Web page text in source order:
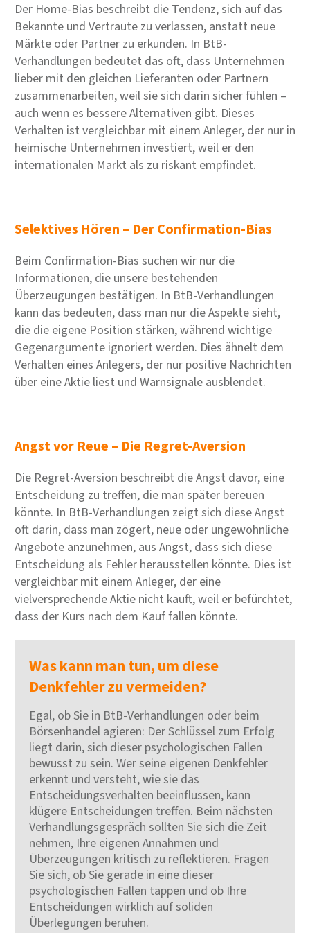
Der Home-Bias beschreibt die Tendenz, sich auf das
Bekannte und Vertraute zu verlassen, anstatt neue
Märkte oder Partner zu erkunden. In BtB-
Verhandlungen bedeutet das oft, dass Unternehmen
lieber mit den gleichen Lieferanten oder Partnern
zusammenarbeiten, weil sie sich darin sicher fühlen –
auch wenn es bessere Alternativen gibt. Dieses
Verhalten ist vergleichbar mit einem Anleger, der nur in
heimische Unternehmen investiert, weil er den
internationalen Markt als zu riskant empfindet.
Selektives Hören – Der Confirmation-Bias
Beim Confirmation-Bias suchen wir nur die
Informationen, die unsere bestehenden
Überzeugungen bestätigen. In BtB-Verhandlungen
kann das bedeuten, dass man nur die Aspekte sieht,
die die eigene Position stärken, während wichtige
Gegenargumente ignoriert werden. Dies ähnelt dem
Verhalten eines Anlegers, der nur positive Nachrichten
über eine Aktie liest und Warnsignale ausblendet.
Angst vor Reue – Die Regret-Aversion
Die Regret-Aversion beschreibt die Angst davor, eine
Entscheidung zu treffen, die man später bereuen
könnte. In BtB-Verhandlungen zeigt sich diese Angst
oft darin, dass man zögert, neue oder ungewöhnliche
Angebote anzunehmen, aus Angst, dass sich diese
Entscheidung als Fehler herausstellen könnte. Dies ist
vergleichbar mit einem Anleger, der eine
vielversprechende Aktie nicht kauft, weil er befürchtet,
dass der Kurs nach dem Kauf fallen könnte.
Was kann man tun, um diese
Denkfehler zu vermeiden?
Egal, ob Sie in BtB-Verhandlungen oder beim
Börsenhandel agieren: Der Schlüssel zum Erfolg
liegt darin, sich dieser psychologischen Fallen
bewusst zu sein. Wer seine eigenen Denkfehler
erkennt und versteht, wie sie das
Entscheidungsverhalten beeinflussen, kann
klügere Entscheidungen treffen. Beim nächsten
Verhandlungsgespräch sollten Sie sich die Zeit
nehmen, Ihre eigenen Annahmen und
Überzeugungen kritisch zu reflektieren. Fragen
Sie sich, ob Sie gerade in eine dieser
psychologischen Fallen tappen und ob Ihre
Entscheidungen wirklich auf soliden
Überlegungen beruhen.